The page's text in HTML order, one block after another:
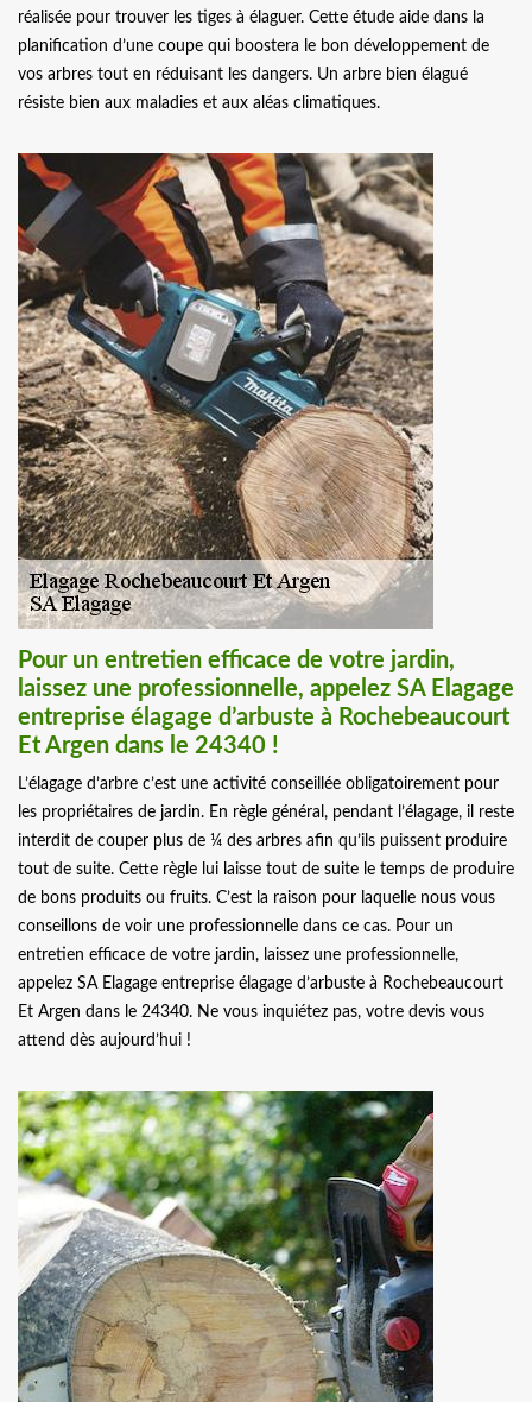
réalisée pour trouver les tiges à élaguer. Cette étude aide dans la
planification d’une coupe qui boostera le bon développement de
vos arbres tout en réduisant les dangers. Un arbre bien élagué
résiste bien aux maladies et aux aléas climatiques.
Pour un entretien efficace de votre jardin,
laissez une professionnelle, appelez SA Elagage
entreprise élagage d’arbuste à Rochebeaucourt
Et Argen dans le 24340 !
L’élagage d’arbre c’est une activité conseillée obligatoirement pour
les propriétaires de jardin. En règle général, pendant l’élagage, il reste
interdit de couper plus de ¼ des arbres afin qu’ils puissent produire
tout de suite. Cette règle lui laisse tout de suite le temps de produire
de bons produits ou fruits. C’est la raison pour laquelle nous vous
conseillons de voir une professionnelle dans ce cas. Pour un
entretien efficace de votre jardin, laissez une professionnelle,
appelez SA Elagage entreprise élagage d’arbuste à Rochebeaucourt
Et Argen dans le 24340. Ne vous inquiétez pas, votre devis vous
attend dès aujourd’hui !